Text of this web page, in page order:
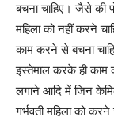
बचना चाहिए। जैसे की
महिला को नहीं करने
काम करने से बचना
इस्तेमाल करके ही काम
लगाने आदि में जिन
गर्भवती महिला को